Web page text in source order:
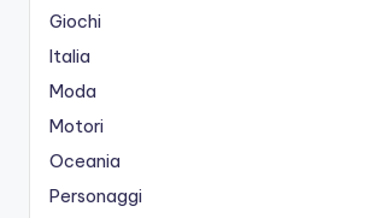
Giochi
Italia
Moda
Motori
Oceania
Personaggi